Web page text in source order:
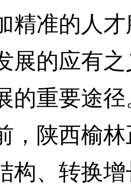
精准的人
展的应有
的重要途
陕西榆林
构、转换